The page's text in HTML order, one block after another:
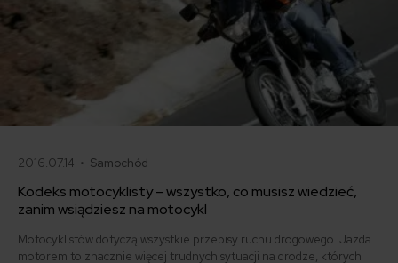
2016.07.14 • Samochód
Kodeks motocyklisty – wszystko, co musisz wiedzieć,
zanim wsiądziesz na motocykl
Motocyklistów dotyczą wszystkie przepisy ruchu drogowego. Jazda
motorem to znacznie więcej trudnych sytuacji na drodze, których